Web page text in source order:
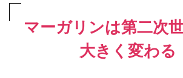
マーガリンは第二次
大きく変わる